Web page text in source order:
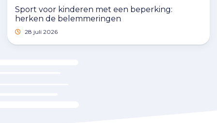
Sport voor kinderen met een beperking:
herken de belemmeringen
28 juli 2026